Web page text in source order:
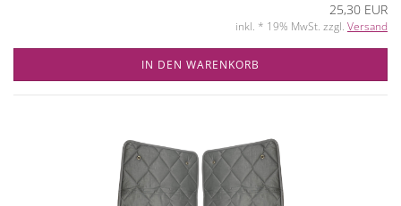
25,30 EUR
inkl. * 19% MwSt. zzgl. Versand
IN DEN WARENKORB